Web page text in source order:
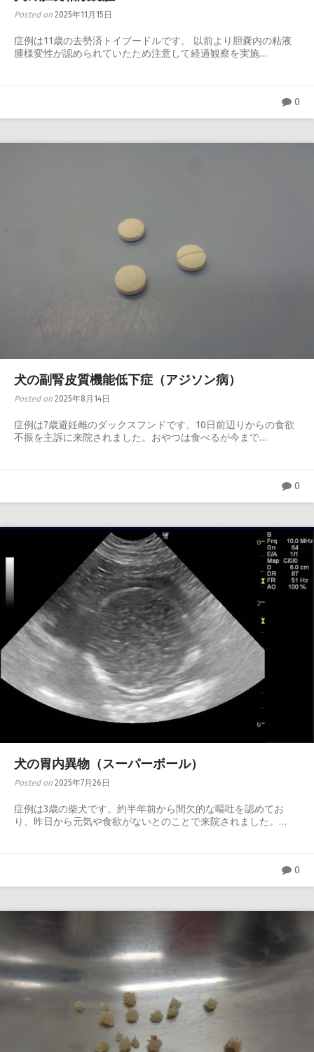
Posted on 2025年11月15日
症例は11歳の去勢済トイプードルです。 以前より胆嚢内の粘液
腫様変性が認められていたため注意して経過観察を実施…
0
犬の副腎皮質機能低下症（アジソン病）
Posted on 2025年8月14日
症例は7歳避妊雌のダックスフンドです。10日前辺りからの食欲
不振を主訴に来院されました。おやつは食べるが今まで…
0
犬の胃内異物（スーパーボール）
Posted on 2025年7月26日
症例は3歳の柴犬です。約半年前から間欠的な嘔吐を認めてお
り、昨日から元気や食欲がないとのことで来院されました。…
0